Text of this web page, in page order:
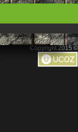
Copyright 2015 ©